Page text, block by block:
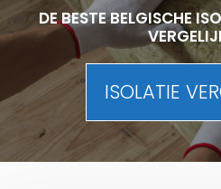
DE BESTE BELGISCHE
ISOLATIE